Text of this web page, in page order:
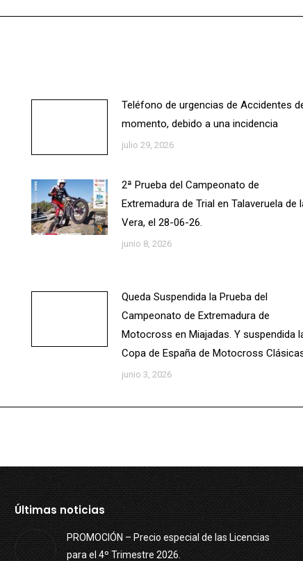
Teléfono de urgencias de Accidentes
momento, debido a una incidencia
julio 29, 2026
2ª Prueba del Campeonato de
Extremadura de Trial en Talaveruela de
Vera, el 28-06-26.
junio 8, 2026
Queda Suspendida la Prueba del
Campeonato de Extremadura de
Motocross en Miajadas. Y suspendida
Copa de España de Motocross
junio 3, 2026
Últimas noticias
PROMOCIÓN – Precio especial de las Licencias
para el 4º Trimestre 2026.